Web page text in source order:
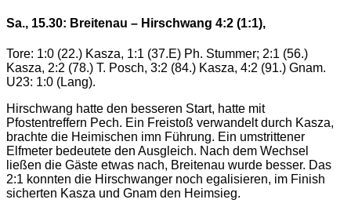
Sa., 15.30: Breitenau – Hirschwang 4:2 (1:1),
Tore: 1:0 (22.) Kasza, 1:1 (37.E) Ph. Stummer; 2:1 (56.)
Kasza, 2:2 (78.) T. Posch, 3:2 (84.) Kasza, 4:2 (91.) Gnam.
U23: 1:0 (Lang).
Hirschwang hatte den besseren Start, hatte mit
Pfostentreffern Pech. Ein Freistoß verwandelt durch Kasza,
brachte die Heimischen imn Führung. Ein umstrittener
Elfmeter bedeutete den Ausgleich. Nach dem Wechsel
ließen die Gäste etwas nach, Breitenau wurde besser. Das
2:1 konnten die Hirschwanger noch egalisieren, im Finish
sicherten Kasza und Gnam den Heimsieg.